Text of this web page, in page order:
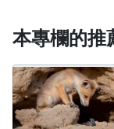
本專欄的推